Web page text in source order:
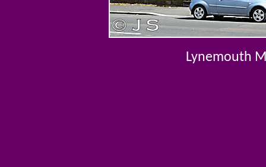
Lynemouth